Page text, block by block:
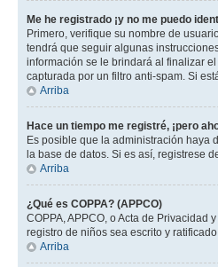
Me he registrado ¡y no me puedo
Primero, verifique su nombre de
tendrá que seguir algunas
información se le brindará al finalizar
capturada por un filtro anti-spam. Si
Arriba
Hace un tiempo me registré, ¡pero
Es posible que la administración haya
la base de datos. Si es así, registrese
Arriba
¿Qué es COPPA? (APPCO)
COPPA, APPCO, o Acta de
registro de niños sea escrito y
Arriba